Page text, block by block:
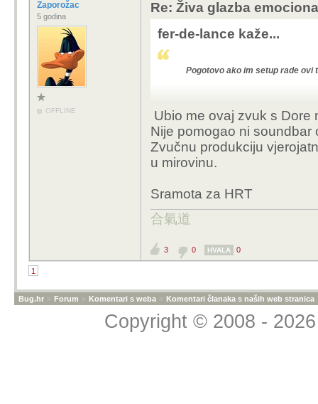
To nema apsolutno veze s tim,
ocajna niti je mjerilo icega!
HIFIsti imaju drugi problem
..
Zaporožac
5 godina
OFFLINE
Re: Živa glazba
fer-de-lance kaže...
Pogotovo ako im setup rade ovi
Ubio me ovaj zvuk s Dore
Nije pomogao ni soundbar
Zvučnu produkciju
u mirovinu.
Sramota za HRT
合氣道
3 0 HVALA 0
1
Bug.hr » Forum » Komentari s weba » Komentari članaka s naših web stranica
Copyright © 2008 -